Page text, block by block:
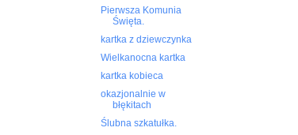
Pierwsza Komunia
Święta.
kartka z dziewczynka
Wielkanocna kartka
kartka kobieca
okazjonalnie w
błękitach
Ślubna szkatułka.